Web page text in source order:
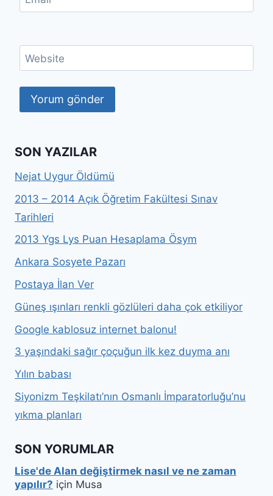
Website
SON YAZILAR
Nejat Uygur Öldümü
2013 – 2014 Açık Öğretim Fakültesi Sınav
Tarihleri
2013 Ygs Lys Puan Hesaplama Ösym
Ankara Sosyete Pazarı
Postaya İlan Ver
Güneş ışınları renkli gözlüleri daha çok etkiliyor
Google kablosuz internet balonu!
3 yaşındaki sağır çoçuğun ilk kez duyma anı
Yılın babası
Siyonizm Teşkilatı’nın Osmanlı İmparatorluğu’nu
yıkma planları
SON YORUMLAR
Lise'de Alan değiştirmek nasıl ve ne zaman
yapılır? için Musa